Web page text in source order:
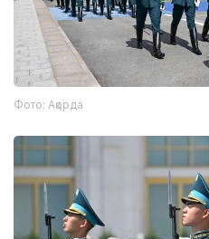
Фото: Ақорда